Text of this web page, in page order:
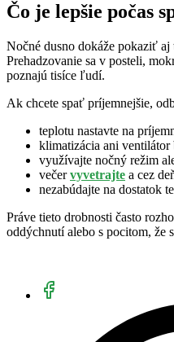
Čo je lepšie počas
Nočné dusno dokáže pokaziť aj
Prehadzovanie sa v posteli,
poznajú tisíce ľudí.
Ak chcete spať príjemnejšie,
teplotu nastavte na
klimatizácia ani
využívajte nočný režim
večervyvetrajte a cez
nezabúdajte na dostatok
Práve tieto drobnosti často
oddýchnutí alebo s pocitom, že